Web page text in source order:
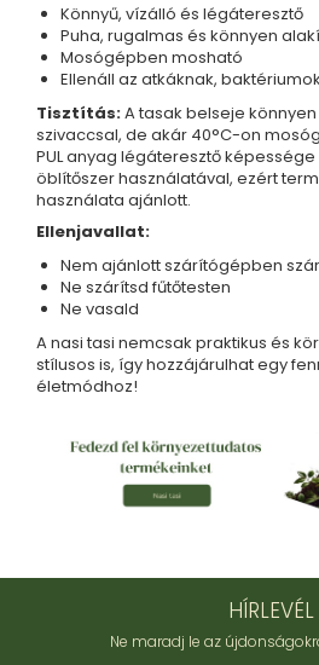
Könnyű, vízálló és légáteresztő
Puha, rugalmas és könnyen
Mosógépben mosható
Ellenáll az atkáknak,
Tisztítás:A tasak belseje
szivaccsal, de akár 40°C-on
PUL anyag légáteresztő
öblítőszer használatával, ezért
használata ajánlott.
Ellenjavallat:
Nem ajánlott szárítógépben
Ne szárítsd fűtőtesten
Ne vasald
A nasi tasi nemcsak praktikus és
stílusos is, így hozzájárulhat egy
életmódhoz!
HÍRLEVÉL
Ne maradj le az